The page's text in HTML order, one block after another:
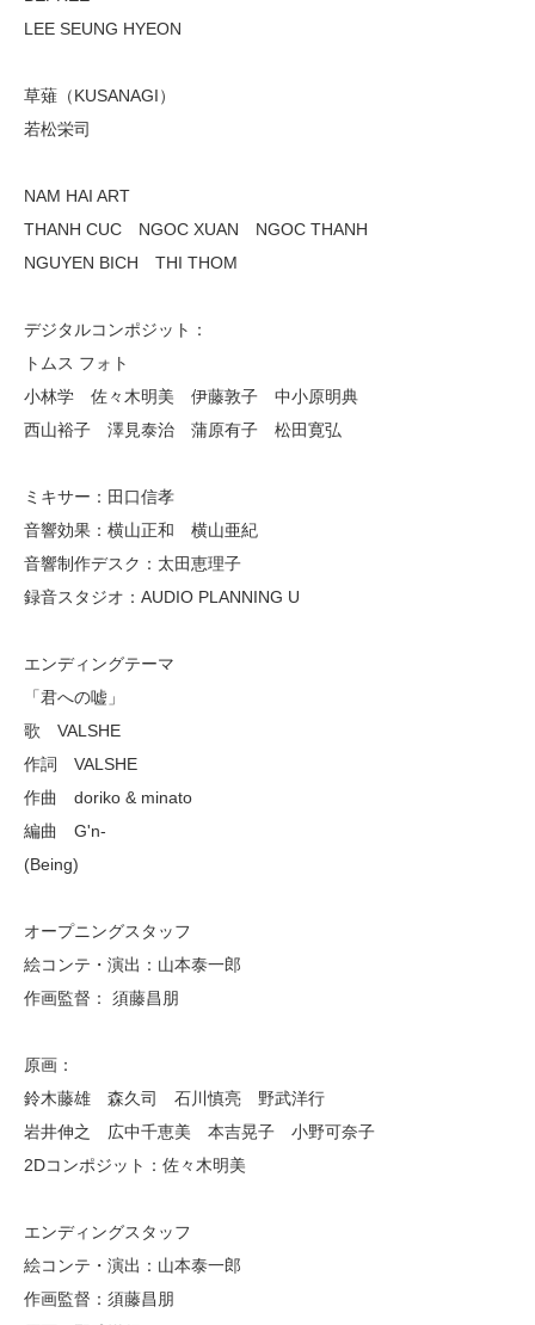
LEE SEUNG HYEON
草薙（KUSANAGI）
若松栄司
NAM HAI ART
THANH CUC NGOC XUAN NGOC THANH
NGUYEN BICH THI THOM
デジタルコンポジット：
トムス フォト
小林学 佐々木明美 伊藤敦子 中小原明典
西山裕子 澤見泰治 蒲原有子 松田寛弘
ミキサー：田口信孝
音響効果：横山正和 横山亜紀
音響制作デスク：太田恵理子
録音スタジオ：AUDIO PLANNING U
エンディングテーマ
「君への嘘」
歌 VALSHE
作詞 VALSHE
作曲 doriko & minato
編曲 G'n-
(Being)
オープニングスタッフ
絵コンテ・演出：山本泰一郎
作画監督： 須藤昌朋
原画：
鈴木藤雄 森久司 石川慎亮 野武洋行
岩井伸之 広中千恵美 本吉晃子 小野可奈子
2Dコンポジット：佐々木明美
エンディングスタッフ
絵コンテ・演出：山本泰一郎
作画監督：須藤昌朋